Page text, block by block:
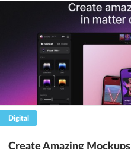
Digital
Create Amazing Mockups